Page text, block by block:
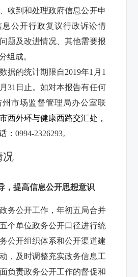
收到和处理政府信息公开申
公开行政复议行政诉讼情
题及改进情况、其他需要报
组成。
据的统计期限自2019年1月1
31日止。如对本报告有任何
市场监督管理局办公室联
西外环与健康西路交汇处，
：0994-2326293。
况
，提高信息公开思想意识
务公开工作，年初五局合并
个单位政务公开口径进行统
公开组织体系和公开渠道建
，及时调整充实政务信息工
负责政务公开工作的督促和